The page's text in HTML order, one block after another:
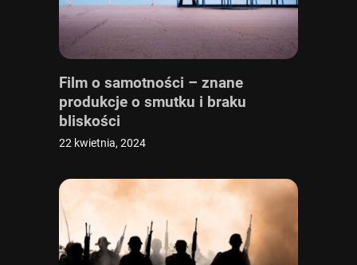
Film o samotności – znane
produkcje o smutku i braku
bliskości
22 kwietnia, 2024